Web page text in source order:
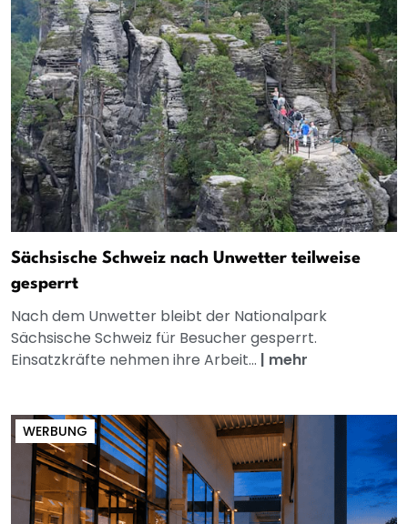
Sächsische Schweiz nach Unwetter teilweise
gesperrt
Nach dem Unwetter bleibt der Nationalpark
Sächsische Schweiz für Besucher gesperrt.
Einsatzkräfte nehmen ihre Arbeit... | mehr
WERBUNG